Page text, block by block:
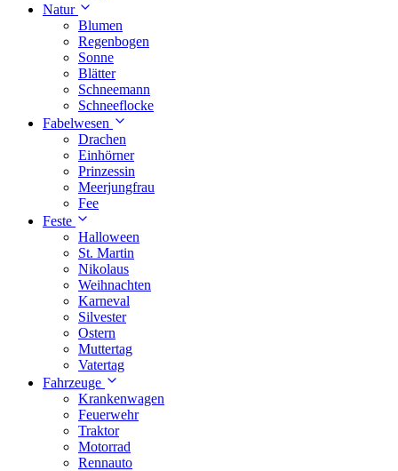
Natur
Blumen
Regenbogen
Sonne
Blätter
Schneemann
Schneeflocke
Fabelwesen
Drachen
Einhörner
Prinzessin
Meerjungfrau
Fee
Feste
Halloween
St. Martin
Nikolaus
Weihnachten
Karneval
Silvester
Ostern
Muttertag
Vatertag
Fahrzeuge
Krankenwagen
Feuerwehr
Traktor
Motorrad
Rennauto